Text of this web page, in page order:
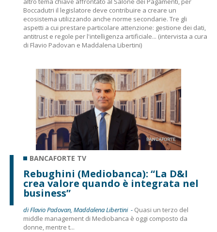
Boccadutri il legislatore deve contribuire a creare un
ecosistema utilizzando anche norme secondarie. Tre gli
aspetti a cui prestare particolare attenzione: gestione dei dati,
antitrust e regole per l'intelligenza artificiale... (intervista a cura
di Flavio Padovan e Maddalena Libertini)
BANCAFORTE TV
Rebughini (Mediobanca): “La D&I
crea valore quando è integrata nel
business”
di Flavio Padovan, Maddalena Libertini - Quasi un terzo del
middle management di Mediobanca è oggi composto da
donne, mentre t...